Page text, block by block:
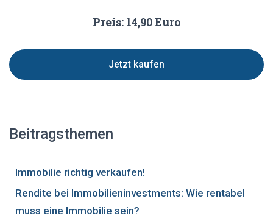
Preis: 14,90 Euro
Jetzt kaufen
Beitragsthemen
Immobilie richtig verkaufen!
Rendite bei Immobilieninvestments: Wie rentabel
muss eine Immobilie sein?